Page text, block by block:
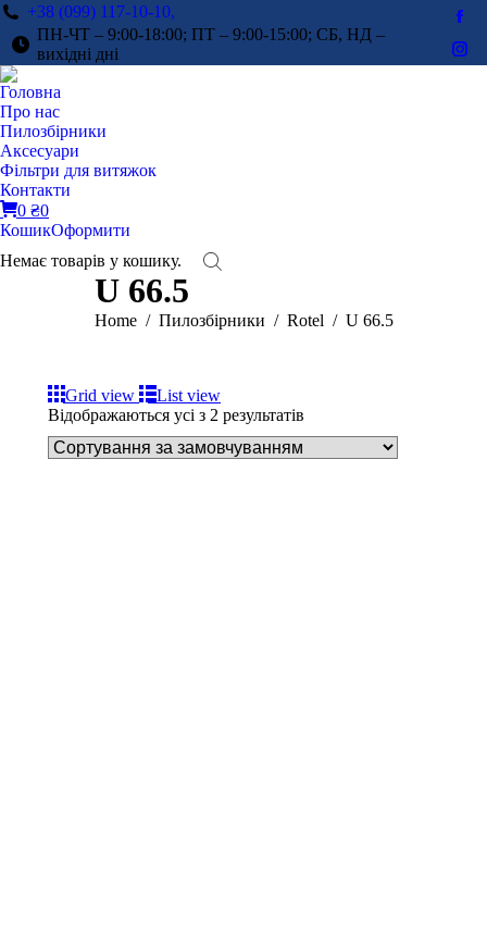
+38 (099) 117-10-10,
ПН-ЧТ – 9:00-18:00; ПТ – 9:00-15:00; СБ, НД –
вихідні дні
Головна
Про нас
Пилозбірники
Аксесуари
Фільтри для витяжок
Контакти
0 ₴0
КошикОформити
Немає товарів у кошику.
U 66.5
You are here:
Home Пилозбірники Rotel U 66.5
Grid view
List view
Відображаються усі з 2 результатів